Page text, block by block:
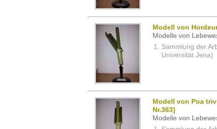
Modell von
Modelle von
Sammlung der
Universität Jena)
Modell von Poa
Nr.363]
Modelle von